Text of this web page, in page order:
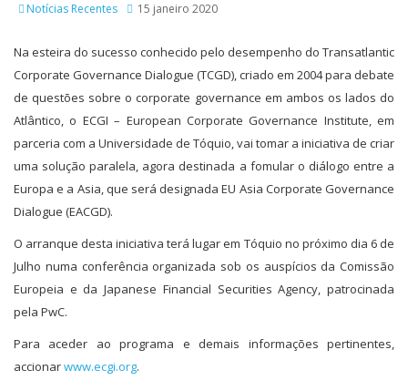
Notícias Recentes 15 janeiro 2020
Na esteira do sucesso conhecido pelo desempenho do Transatlantic
Corporate Governance Dialogue (TCGD), criado em 2004 para debate
de questões sobre o corporate governance em ambos os lados do
Atlântico, o ECGI – European Corporate Governance Institute, em
parceria com a Universidade de Tóquio, vai tomar a iniciativa de criar
uma solução paralela, agora destinada a fomular o diálogo entre a
Europa e a Asia, que será designada EU Asia Corporate Governance
Dialogue (EACGD).
O arranque desta iniciativa terá lugar em Tóquio no próximo dia 6 de
Julho numa conferência organizada sob os auspícios da Comissão
Europeia e da Japanese Financial Securities Agency, patrocinada
pela PwC.
Para aceder ao programa e demais informações pertinentes,
accionarwww.ecgi.org.